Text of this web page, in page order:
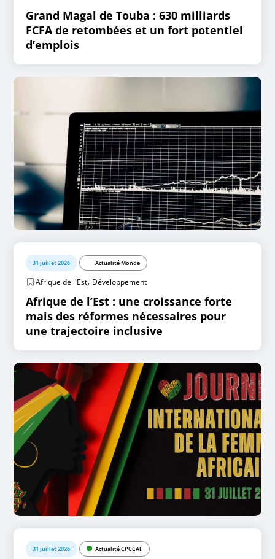
Grand Magal de Touba : 630 milliards
FCFA de retombées et un fort potentiel
d’emplois
31 juillet 2026 Actualité Monde
Afrique de l'Est, Développement
Afrique de l’Est : une croissance forte
mais des réformes nécessaires pour
une trajectoire inclusive
31 juillet 2026 Actualité CPCCAF